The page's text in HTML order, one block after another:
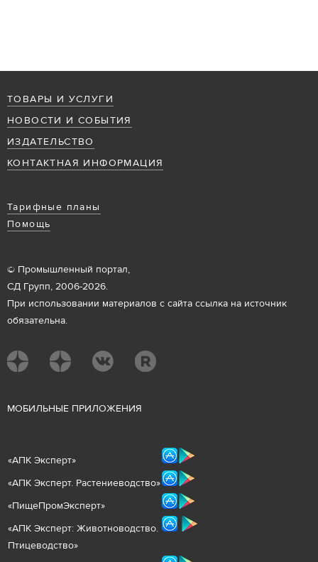
ТОВАРЫ И УСЛУГИ
НОВОСТИ И СОБЫТИЯ
ИЗДАТЕЛЬСТВО
КОНТАКТНАЯ ИНФОРМАЦИЯ
Тарифные планы
Помощь
© Промышленный портал,
СД Групп, 2006-2026.
При использовании материалов с сайта ссылка на источник
обязательна.
МОБИЛЬНЫЕ ПРИЛОЖЕНИЯ
«АПК Эксперт»
«АПК Эксперт. Растениеводство»
«ПищеПромЭксперт»
«АПК Эксперт: Животноводство.
Птицеводство»